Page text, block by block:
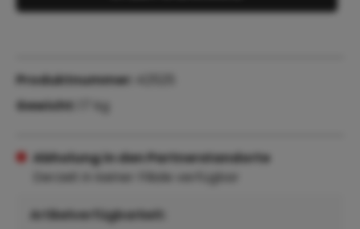
Abholung in den Partnerstandorte
Derzeit in keiner Filiale verfügbar
Artikelverfügbarkeit:
Produktnummer:
Gewicht:
17 kg